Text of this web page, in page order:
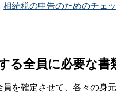
相続税の申告のためのチェ
る全員に必要な書
を確定させて、各々の身